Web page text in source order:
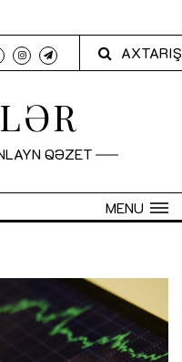
AXTARIŞ
QƏZET
MENU